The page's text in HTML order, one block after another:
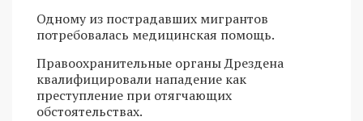
Одному из пострадавших мигрантов
потребовалась медицинская помощь.
Правоохранительные органы Дрездена
квалифицировали нападение как
преступление при отягчающих
обстоятельствах.